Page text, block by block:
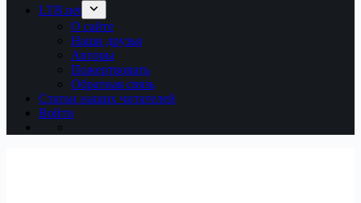
LTB.net
О сайте
Наши друзья
Авторы
Пожертвовать
Обратная связь
Статьи наших читателей
Войти